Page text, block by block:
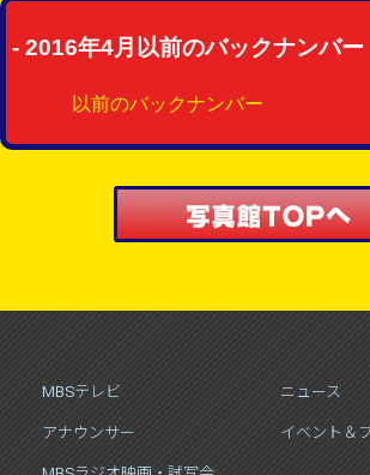
- 2016年4月以前のバックナンバー
以前のバックナンバー
MBSテレビ ニュース
アナウンサー イベント＆